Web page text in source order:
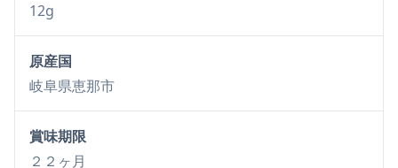
12g
原産国
岐阜県恵那市
賞味期限
２２ヶ月